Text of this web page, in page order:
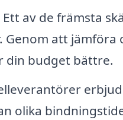
Ett av de främsta
Genom att
din budget bättre.
olika